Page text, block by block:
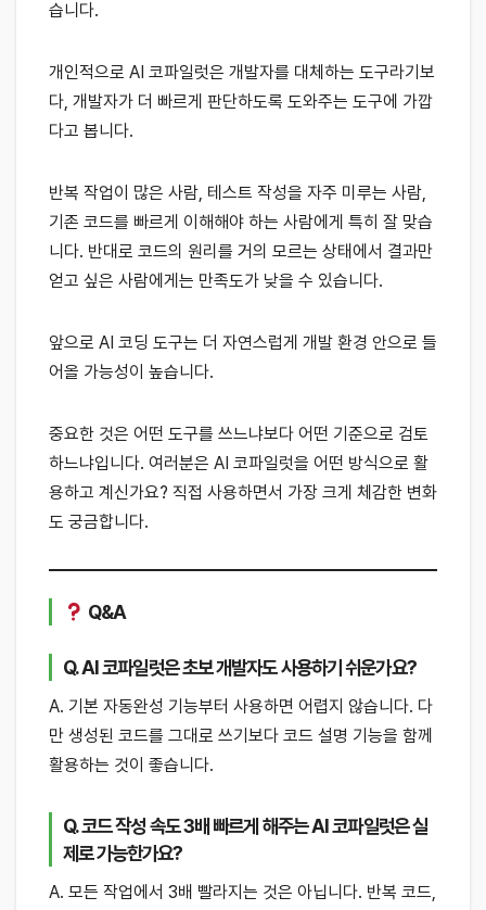
습니다.
개인적으로 AI 코파일럿은 개발자를 대체하는 도구라기보
다, 개발자가 더 빠르게 판단하도록 도와주는 도구에 가깝
다고 봅니다.
반복 작업이 많은 사람, 테스트 작성을 자주 미루는 사람,
기존 코드를 빠르게 이해해야 하는 사람에게 특히 잘 맞습
니다. 반대로 코드의 원리를 거의 모르는 상태에서 결과만
얻고 싶은 사람에게는 만족도가 낮을 수 있습니다.
앞으로 AI 코딩 도구는 더 자연스럽게 개발 환경 안으로 들
어올 가능성이 높습니다.
중요한 것은 어떤 도구를 쓰느냐보다 어떤 기준으로 검토
하느냐입니다. 여러분은 AI 코파일럿을 어떤 방식으로 활
용하고 계신가요? 직접 사용하면서 가장 크게 체감한 변화
도 궁금합니다.
Q&A
Q. AI 코파일럿은 초보 개발자도 사용하기 쉬운가요?
A. 기본 자동완성 기능부터 사용하면 어렵지 않습니다. 다
만 생성된 코드를 그대로 쓰기보다 코드 설명 기능을 함께
활용하는 것이 좋습니다.
Q. 코드 작성 속도 3배 빠르게 해주는 AI 코파일럿은 실
제로 가능한가요?
A. 모든 작업에서 3배 빨라지는 것은 아닙니다. 반복 코드,